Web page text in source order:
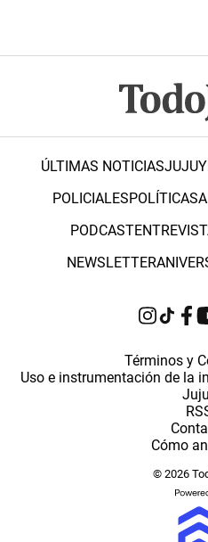
ÚLTIMAS NOTICIASJUJUY
POLICIALESPOLÍTICA
PODCAST
NEWSLETTER
Términos y
Uso e instrumentación de la
Cómo
© 2026